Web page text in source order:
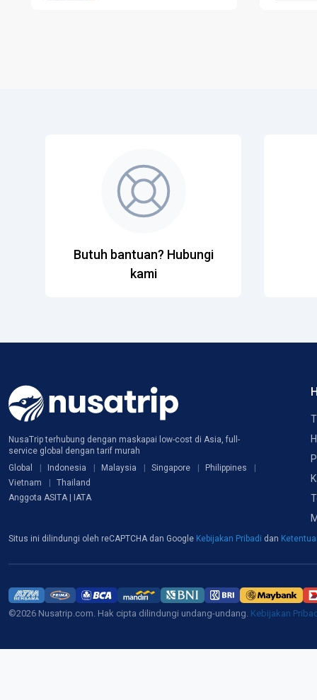
Butuh bantuan? Hubungi
kami
NusaTrip terhubung dengan maskapai low-cost di Asia, full-
service global dengan tarif murah
Global
Indonesia Malaysia Singapore
Philippines
Vietnam
Thailand
Anggota ASITA | IATA
Situs ini dilindungi oleh reCAPTCHA dan Google Kebijakan Pribadi dan
©2026 Nusatrip.com. Hak cipta dilindungi undang-undang. Kebijakan